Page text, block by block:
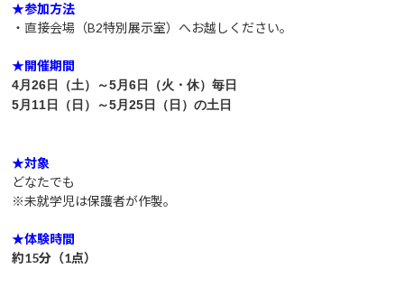
★参加方法
・直接会場（B2特別展示室）へお越しください。
★開催期間
4月26日（土）～5月6日（火・休）毎日
5月11日（日）～5月25日（日）の土日
★対象
どなたでも
※未就学児は保護者が作製。
★体験時間
約15分（1点）